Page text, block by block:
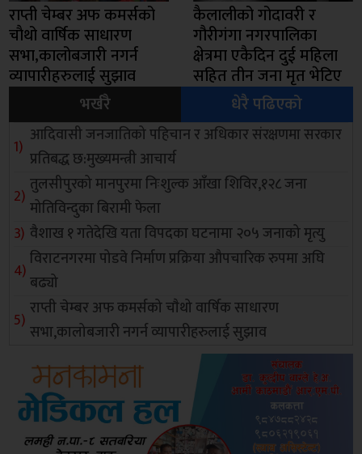
राप्ती चेम्बर अफ कमर्सको
चाैथो वार्षिक साधारण
सभा,कालोबजारी नगर्न
व्यापारीहरुलाई सुझाव
कैलालीको गोदावरी र
गौरीगंगा नगरपालिका
क्षेत्रमा एकैदिन दुई महिला
सहित तीन जना मृत भेटिए
भर्खरै
धेरै पढिएको
आदिवासी जनजातिको पहिचान र अधिकार संरक्षणमा सरकार
प्रतिबद्ध छ:मुख्यमन्त्री आचार्य
तुलसीपुरको मानपुरमा निःशुल्क आँखा शिविर,१२८ जना
मोतिविन्दुका बिरामी फेला
वैशाख १ गतेदेखि यता विपदका घटनामा २०५ जनाको मृत्यु
विराटनगरमा पोडवे निर्माण प्रक्रिया औपचारिक रुपमा अघि
बढ्यो
राप्ती चेम्बर अफ कमर्सको चाैथो वार्षिक साधारण
सभा,कालोबजारी नगर्न व्यापारीहरुलाई सुझाव